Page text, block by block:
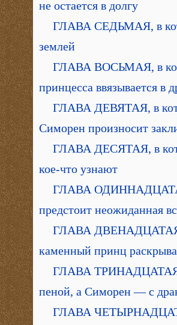
не остается в долгу
ГЛАВА СЕДЬМАЯ, в
землей
ГЛАВА ВОСЬМАЯ, в
принцесса ввязывается в
ГЛАВА ДЕВЯТАЯ, в
Симорен произносит
ГЛАВА ДЕСЯТАЯ, в
кое-что узнают
ГЛАВА ОДИННАДЦАТАЯ,
предстоит неожиданная
ГЛАВА ДВЕНАДЦАТАЯ,
каменный принц
ГЛАВА ТРИНАДЦАТАЯ,
пеной, а Симорен — с
ГЛАВА